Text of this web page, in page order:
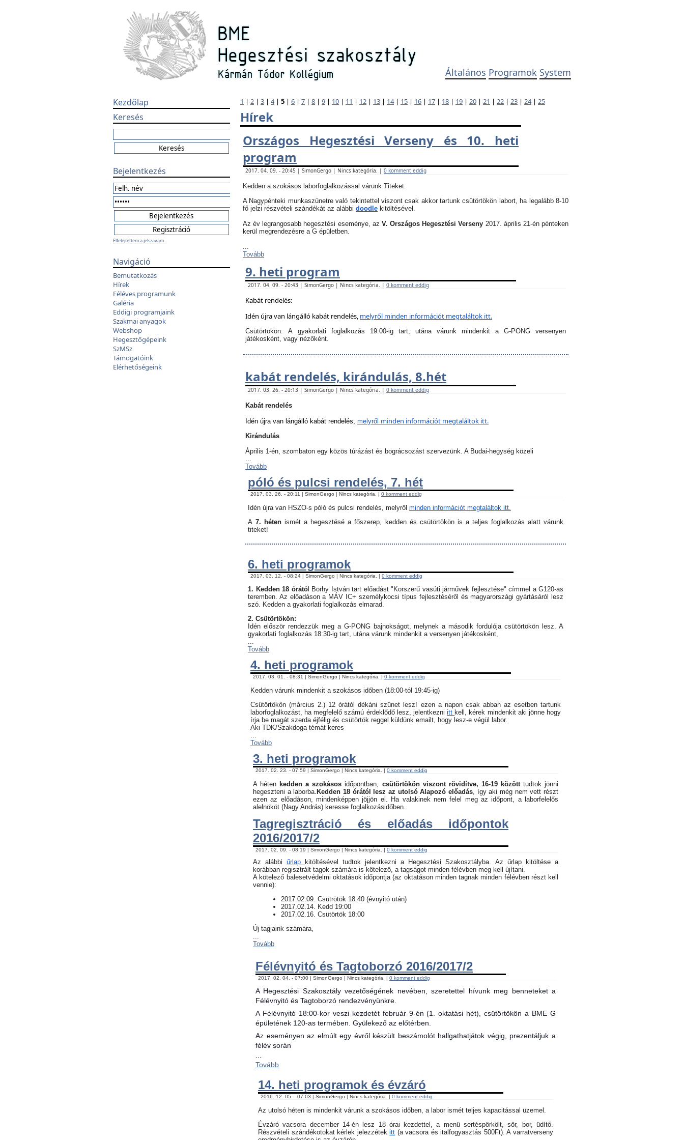
Általános Programok System
Kezdőlap
Keresés
Bejelentkezés
Elfelejtettem a jelszavam...
Navigáció
Bemutatkozás
Hírek
Féléves programunk
Galéria
Eddigi programjaink
Szakmai anyagok
Webshop
Hegesztőgépeink
SzMSz
Támogatóink
Elérhetőségeink
1 | 2 | 3 | 4| 5 | 6 | 7 | 8 | 9 | 10 | 11 | 12 | 13 | 14| 15 | 16 | 17 | 18 | 19 | 20 | 21 | 22 | 23 | 24| 25
Hírek
Országos Hegesztési Verseny és 10. heti
program
2017. 04. 09. - 20:45 | SimonGergo | Nincs kategória. | 0 komment eddig
Kedden a szokásos laborfoglalkozással várunk Titeket.
A Nagypénteki munkaszünetre való tekintettel viszont csak akkor tartunk csütörtökön labort, ha legalább 8-10
fő jelzi részvételi szándékát az alábbi doodle kitöltésével.
Az év legrangosabb hegesztési eseménye, az V. Országos Hegesztési Verseny 2017. április 21-én pénteken
kerül megrendezésre a G épületben.
...
Tovább
9. heti program
2017. 04. 09. - 20:43 | SimonGergo | Nincs kategória. | 0 komment eddig
Kabát rendelés:
Idén újra van lángálló kabát rendelés, melyről minden információt megtaláltok itt.
Csütörtökön: A gyakorlati foglalkozás 19:00-ig tart, utána várunk mindenkit a G-PONG versenyen
játékosként, vagy nézőként.
kabát rendelés, kirándulás, 8.hét
2017. 03. 26. - 20:13 | SimonGergo | Nincs kategória. | 0 komment eddig
Kabát rendelés
Idén újra van lángálló kabát rendelés, melyről minden információt megtaláltok itt.
Kirándulás
Április 1-én, szombaton egy közös túrázást és bográcsozást szervezünk. A Budai-hegység közeli
...
Tovább
póló és pulcsi rendelés, 7. hét
2017. 03. 26. - 20:11 | SimonGergo | Nincs kategória. | 0 komment eddig
Idén újra van HSZO-s póló és pulcsi rendelés, melyről minden információt megtaláltok itt.
A7. hétenismét a hegesztésé a főszerep, kedden és csütörtökön is a teljes foglalkozás alatt várunk
titeket!
6. heti programok
2017. 03. 12. - 08:24 | SimonGergo | Nincs kategória. | 0 komment eddig
1. Kedden 18 órától Borhy István tart előadást "Korszerű vasúti járművek fejlesztése" címmel a G120-as
teremben. Az előadáson a MÁV IC+ személykocsi típus fejlesztéséről és magyarországi gyártásáról lesz
szó. Kedden a gyakorlati foglalkozás elmarad.
2. Csütörtökön:
Idén először rendezzük meg a G-PONG bajnokságot, melynek a második fordulója csütörtökön lesz. A
gyakorlati foglalkozás 18:30-ig tart, utána várunk mindenkit a versenyen játékosként,
...
Tovább
4. heti programok
2017. 03. 01. - 08:31 | SimonGergo | Nincs kategória. | 0 komment eddig
Kedden várunk mindenkit a szokásos időben (18:00-tól 19:45-ig)
Csütörtökön (március 2.) 12 órától dékáni szünet lesz! ezen a napon csak abban az esetben tartunk
laborfoglalkozást, ha megfelelő számú érdeklődő lesz, jelentkezniitt kell, kérek mindenkit aki jönne hogy
írja be magát szerda éjfélig és csütörtök reggel küldünk emailt, hogy lesz-e végül labor.
Aki TDK/Szakdoga témát keres
Tovább
3. heti programok
2017. 02. 23. - 07:59 | SimonGergo | Nincs kategória. | 0 komment eddig
A héten kedden a szokásos időpontban, csütörtökön viszont rövidítve, 16-19 között tudtok jönni
hegeszteni a laborba.Kedden 18 órától lesz az utolsó Alapozó előadás , így aki még nem vett részt
ezen az előadáson, mindenképpen jöjjön el. Ha valakinek nem felel meg az időpont, a laborfelelős
alelnököt (Nagy András) keresse foglalkozásidőben.
Tagregisztráció és előadás időpontok
2016/2017/2
2017. 02. 09. - 08:19 | SimonGergo | Nincs kategória. | 0 komment eddig
Az alábbi űrlap
kitöltésével tudtok jelentkezni a Hegesztési Szakosztályba. Az űrlap kitöltése a
korábban regisztrált tagok számára is kötelező, a tagságot minden félévben meg kell újítani.
​A kötelező balesetvédelmi oktatások időpontja (az oktatáson minden tagnak minden félévben részt kell
vennie):
​2017.02.09. Csütrötök 18:40 (évnyitó után)
2017.02.14. Kedd 19:00
2017.02.16. Csütörtök 18:00
Új tagjaink számára,
...
Tovább
Félévnyitó és Tagtoborzó 2016/2017/2
2017. 02. 04. - 07:00 | SimonGergo | Nincs kategória. | 0 komment eddig
A Hegesztési Szakosztály vezetőségének nevében, szeretettel hívunk meg benneteket a
Félévnyitó és Tagtoborzó rendezvényünkre.
A Félévnyitó 18:00-kor veszi kezdetét február 9-én (1. oktatási hét), csütörtökön a BME G
épületének 120-as termében. Gyülekező az előtérben.
Az eseményen az elmúlt egy évről készült beszámolót hallgathatjátok végig, prezentáljuk a
félév során
...
Tovább
14. heti programok és évzáró
2016. 12. 05. - 07:03 | SimonGergo | Nincs kategória. | 0 komment eddig
Az utolsó héten is mindenkit várunk a szokásos időben, a labor ismét teljes kapacitással üzemel.
Évzáró vacsora december 14-én lesz 18 órai kezdettel, a menü sertéspörkölt, sör, bor, üdítő.
Részvételi szándékotokat kérlek jelezzétekitt (a vacsora és italfogyasztás 500Ft). A varratverseny